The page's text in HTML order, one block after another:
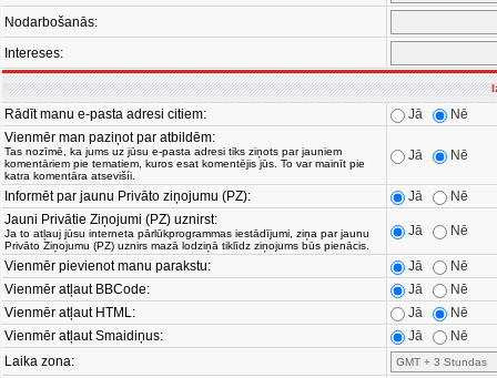
Nodarbošanās:
Intereses:
Rādīt manu e-pasta adresi citiem: Jā
Nē
Vienmēr man paziņot par atbildēm:
Tas nozīmē, ka jums uz jūsu e-pasta adresi tiks ziņots par jauniem
komentāriem pie tematiem, kuros esat komentējis jūs. To var mainīt pie
katra komentāra atsevišíi.
Jā Nē
Informēt par jaunu Privāto ziņojumu (PZ): Jā
Nē
Jauni Privātie Ziņojumi (PZ) uznirst:
Ja to atļauj jūsu interneta pārlūkprogrammas iestādījumi, ziņa par jaunu
Privāto Ziņojumu (PZ) uznirs mazā lodziņā tiklīdz ziņojums būs pienācis.
Jā Nē
Vienmēr pievienot manu parakstu: Jā
Nē
Vienmēr atļaut BBCode:
Jā
Nē
Vienmēr atļaut HTML:
Jā
Nē
Vienmēr atļaut Smaidiņus:
Jā
Nē
Laika zona: